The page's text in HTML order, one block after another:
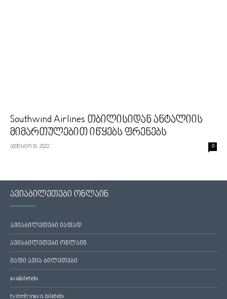
Southwind Airlines თბილისიდან ანტალიის
მიმართულებით იწყებს ფრენებს
აგვისტო 16, 2022 0
ავიაბილეთები ონლაინ
ავიაბილეთები იაფად
ავიაბილეთები ონლაინ
იაფი ავია ბილეთები
aviabiletebi
tvitmfrinavis biletebi